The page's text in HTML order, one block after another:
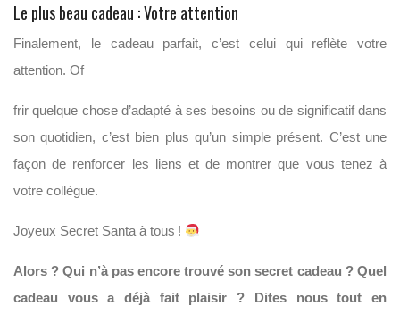
Le plus beau cadeau : Votre attention
Finalement, le cadeau parfait, c’est celui qui reflète votre
attention. Of
frir quelque chose d’adapté à ses besoins ou de significatif dans
son quotidien, c’est bien plus qu’un simple présent. C’est une
façon de renforcer les liens et de montrer que vous tenez à
votre collègue.
Joyeux Secret Santa à tous !
Alors ? Qui n’à pas encore trouvé son secret cadeau ? Quel
cadeau vous a déjà fait plaisir ? Dites nous tout en